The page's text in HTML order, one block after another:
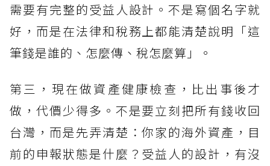
需要有完整的受益人設計。不是寫個名字就
好，而是在法律和稅務上都能清楚說明「這
筆錢是誰的、怎麼傳、稅怎麼算」。
第三，現在做資產健康檢查，比出事後才
做，代價少得多。不是要立刻把所有錢收回
台灣，而是先弄清楚：你家的海外資產，目
前的申報狀態是什麼？受益人的設計，有沒